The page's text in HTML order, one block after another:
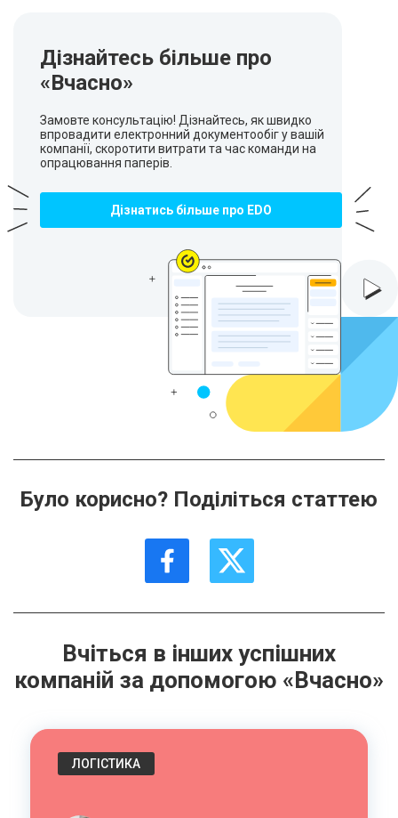
Дізнайтесь більше про
«Вчасно»
Замовте консультацію! Дізнайтесь, як швидко
впровадити електронний документообіг у вашій
компанії, скоротити витрати та час команди на
опрацювання паперів.
Дізнатись більше про EDO
Було корисно? Поділіться статтею
Вчіться в інших успішних
компаній за допомогою «Вчасно»
ЛОГІСТИКА